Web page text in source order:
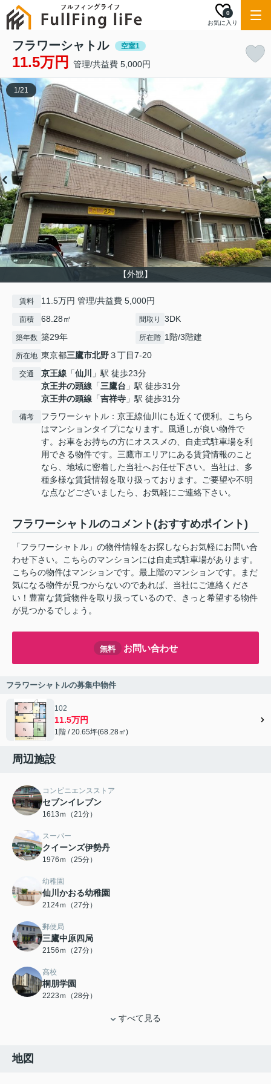
お気に入り
0
フラワーシャトル 空室1
11.5万円 管理/共益費 5,000円
【外観】
1/21
賃料 11.5万円 管理/共益費 5,000円
面積 68.28㎡ 間取り 3DK
築年数 築29年 所在階 1階/3階建
所在地 東京都三鷹市北野３丁目7-20
交通 京王線 「仙川
」駅 徒歩23分
京王井の頭線 「三鷹台 」駅 徒歩31分
京王井の頭線 「吉祥寺 」駅 徒歩31分
備考
フラワーシャトル：京王線仙川にも近くて便利。こちら
はマンションタイプになります。風通しが良い物件で
す。お車をお持ちの方にオススメの、自走式駐車場を利
用できる物件です。三鷹市エリアにある賃貸情報のこと
なら、地域に密着した当社へお任せ下さい。当社は、多
種多様な賃貸情報を取り扱っております。ご要望や不明
な点などございましたら、お気軽にご連絡下さい。
フラワーシャトルのコメント(おすすめポイント)
「フラワーシャトル」の物件情報をお探しならお気軽にお問い合
わせ下さい。こちらのマンションには自走式駐車場があります。
こちらの物件はマンションです。最上階のマンションです。まだ
気になる物件が見つからないのであれば、当社にご連絡くださ
い！豊富な賃貸物件を取り扱っているので、きっと希望する物件
が見つかるでしょう。
無料 お問い合わせ
フラワーシャトルの募集中物件
102
11.5万円
1階 / 20.65坪(68.28㎡)
周辺施設
コンビニエンスストア
セブンイレブン
1613ｍ（21分）
スーパー
クイーンズ伊勢丹
1976ｍ（25分）
幼稚園
仙川かおる幼稚園
2124ｍ（27分）
郵便局
三鷹中原四局
2156ｍ（27分）
高校
桐朋学園
2223ｍ（28分）
すべて見る
地図